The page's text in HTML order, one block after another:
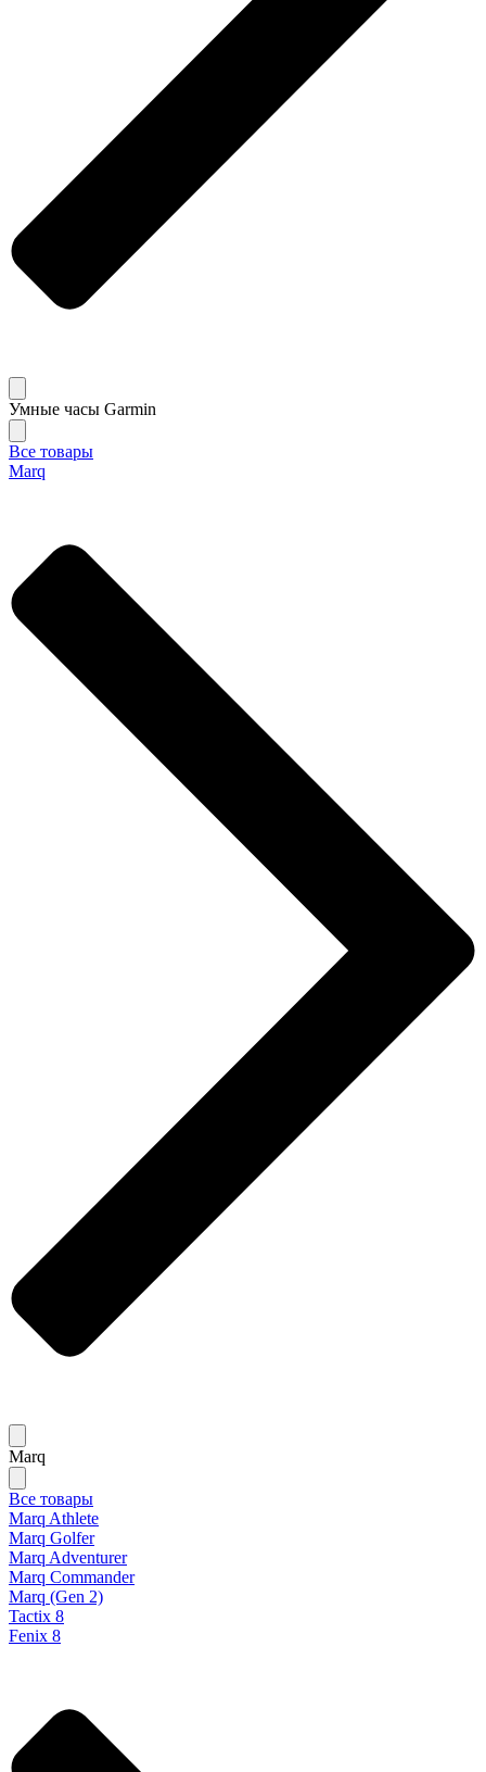
Умные часы Garmin
Все товары
Marq
Marq
Все товары
Marq Athlete
Marq Golfer
Marq Adventurer
Marq Commander
Marq (Gen 2)
Tactix 8
Fenix 8